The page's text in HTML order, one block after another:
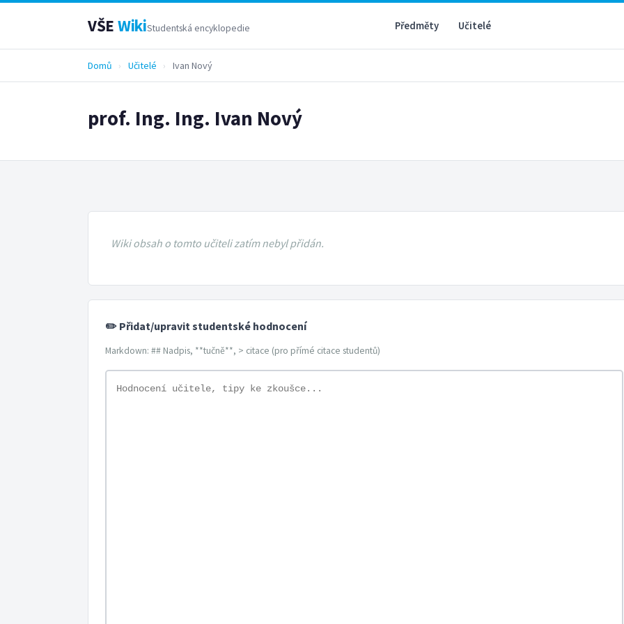
VŠE WikiStudentská encyklopedie Předměty Učitelé
Domů › Učitelé › Ivan Nový
prof. Ing. Ing. Ivan Nový
Wiki obsah o tomto učiteli zatím nebyl přidán.
✏️ Přidat/upravit studentské hodnocení
Markdown: ## Nadpis, **tučně**, > citace (pro přímé citace studentů)